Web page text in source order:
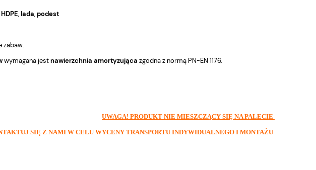
,lada,podest
zabaw.
wymagana jestnawierzchnia amortyzująca zgodna z normą PN-EN 1176.
UWAGA! PRODUKT NIE MIESZCZĄCY SIĘ NA PALECIE
SIĘ Z NAMI W CELU WYCENY TRANSPORTU INDYWIDUALNEGO I MONTAŻU